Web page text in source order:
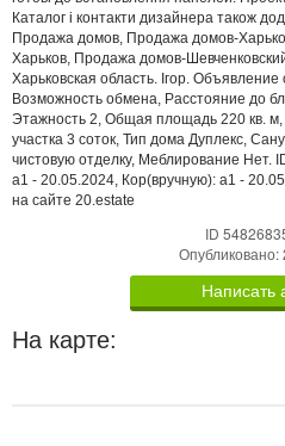
Каталог і контакти дизайнера також
Продажа домов, Продажа домов-
Харьков, Продажа домов-
Харьковская область. Ігор.
Возможность обмена, Расстояние до
Этажность 2, Общая площадь 220 кв.
участка 3 соток, Тип дома Дуплекс,
чистовую отделку, Меблирование Нет.
a1 - 20.05.2024, Кор(вручную): a1 -
на сайте 20.estate
ID
Опубликовано:
Написать
На карте: